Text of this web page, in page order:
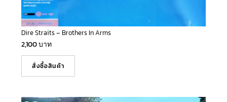
Dire Straits – Brothers In Arms
2,100บาท
สั่งซื้อสินค้า